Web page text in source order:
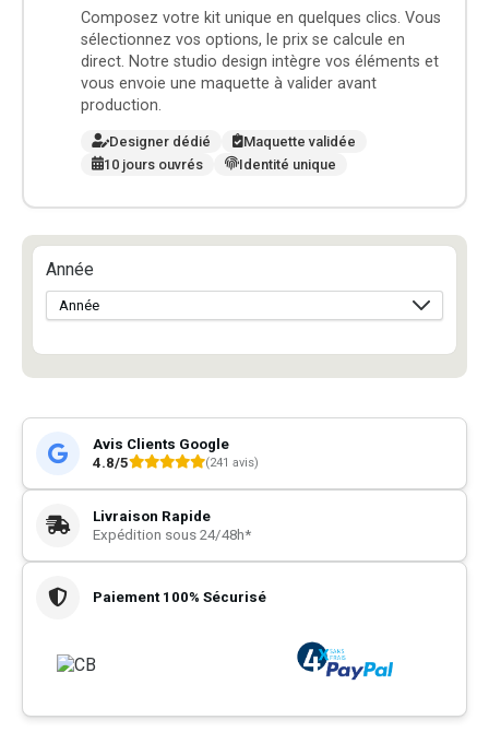
Composez votre kit unique en quelques clics. Vous
sélectionnez vos options, le prix se calcule en
direct. Notre studio design intègre vos éléments et
vous envoie une maquette à valider avant
production.
Designer dédié
Maquette validée
10 jours ouvrés
Identité unique
Année
Avis Clients Google
4.8/5
(241 avis)
Livraison Rapide
Expédition sous 24/48h*
Paiement 100% Sécurisé